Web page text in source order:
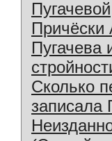
Пугачевой
Причёски
Пугачева
Сколько
записала